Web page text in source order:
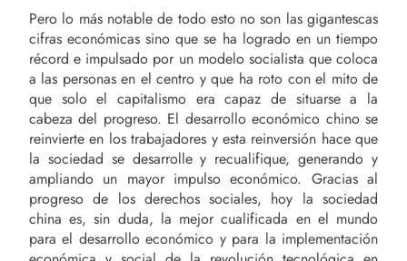
Pero lo más notable de todo esto no son las gigantescas
cifras económicas sino que se ha logrado en un tiempo
récord e impulsado por un modelo socialista que coloca
a las personas en el centro y que ha roto con el mito de
que solo el capitalismo era capaz de situarse a la
cabeza del progreso. El desarrollo económico chino se
reinvierte en los trabajadores y esta reinversión hace que
la sociedad se desarrolle y recualifique, generando y
ampliando un mayor impulso económico. Gracias al
progreso de los derechos sociales, hoy la sociedad
china es, sin duda, la mejor cualificada en el mundo
para el desarrollo económico y para la implementación